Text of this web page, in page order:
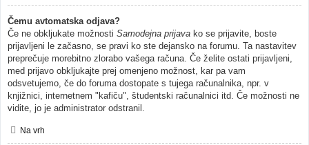
Čemu avtomatska odjava?
Če ne obkljukate možnosti Samodejna prijava ko se prijavite, boste
prijavljeni le začasno, se pravi ko ste dejansko na forumu. Ta nastavitev
preprečuje morebitno zlorabo vašega računa. Če želite ostati prijavljeni,
med prijavo obkljukajte prej omenjeno možnost, kar pa vam
odsvetujemo, če do foruma dostopate s tujega računalnika, npr. v
knjižnici, internetnem "kafiču", študentski računalnici itd. Če možnosti ne
vidite, jo je administrator odstranil.
Na vrh